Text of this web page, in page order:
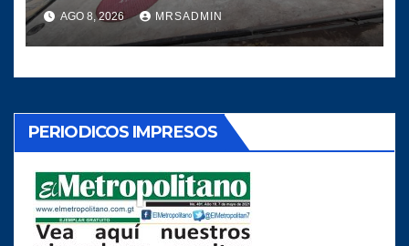
salvadoreños
AGO 8, 2026 MRSADMIN
PERIODICOS IMPRESOS